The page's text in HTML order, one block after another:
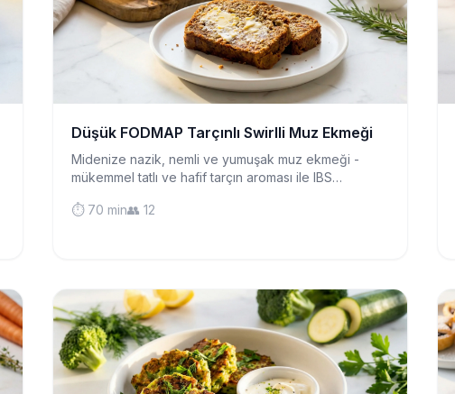
Düşük FODMAP Tarçınlı Swirlli Muz Ekmeği
Midenize nazik, nemli ve yumuşak muz ekmeği -
mükemmel tatlı ve hafif tarçın aroması ile IBS
⏱️ 70 min👥 12